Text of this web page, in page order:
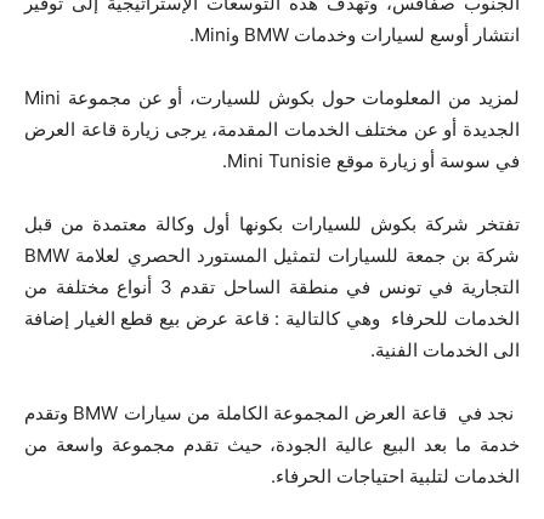
انتشار أوسع لسيارات وخدمات BMW وMini.
لمزيد من المعلومات حول بكوش للسيارت، أو عن مجموعة Mini
الجديدة أو عن مختلف الخدمات المقدمة، يرجى زيارة قاعة العرض
في سوسة أو زيارة موقع Mini Tunisie.
تفتخر شركة بكوش للسيارات بكونها أول وكالة معتمدة من قبل
شركة بن جمعة للسيارات لتمثيل المستورد الحصري لعلامة BMW
التجارية في تونس في منطقة الساحل تقدم 3 أنواع مختلفة من
الخدمات للحرفاء وهي كالتالية : قاعة عرض بيع قطع الغيار إضافة
الى الخدمات الفنية.
نجد في قاعة العرض المجموعة الكاملة من سيارات BMW وتقدم
خدمة ما بعد البيع عالية الجودة، حيث تقدم مجموعة واسعة من
الخدمات لتلبية احتياجات الحرفاء.